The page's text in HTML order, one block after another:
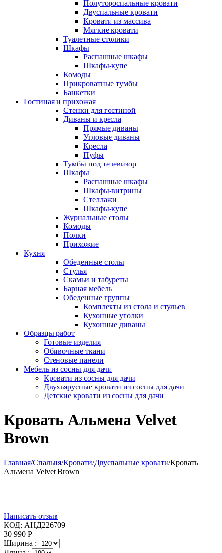
Полутороспальные кровати
Двуспальные кровати
Кровати из массива
Мягкие кровати
Туалетные столики
Шкафы
Распашные шкафы
Шкафы-купе
Комоды
Прикроватные тумбы
Банкетки
Гостиная и прихожая
Стенки для гостиной
Диваны и кресла
Прямые диваны
Угловые диваны
Кресла
Пуфы
Тумбы под телевизор
Шкафы
Распашные шкафы
Шкафы-витрины
Стеллажи
Шкафы-купе
Журнальные столы
Комоды
Полки
Прихожие
Кухня
Обеденные столы
Стулья
Скамьи и табуреты
Барная мебель
Обеденные группы
Комплекты из стола и стульев
Кухонные уголки
Кухонные диваны
Образцы работ
Готовые изделия
Обивочные ткани
Стеновые панели
Мебель из сосны для дачи
Кровати из сосны для дачи
Двухъярусные кровати из сосны для дачи
Детские кровати из сосны для дачи
Кровать Альмена Velvet
Brown
Главная/Спальня/Кровати/Двуспальные кровати/Кровать
Альмена Velvet Brown
Написать отзыв
КОД: АНД226709
30 990 Р
Ширина :